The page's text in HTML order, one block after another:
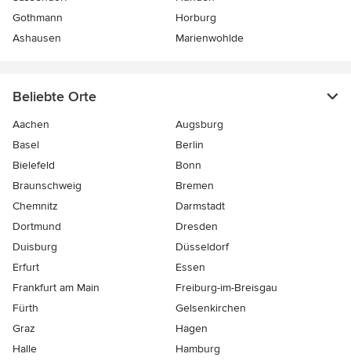
Gothmann
Horburg
Ashausen
Marienwohlde
Beliebte Orte
Aachen
Augsburg
Basel
Berlin
Bielefeld
Bonn
Braunschweig
Bremen
Chemnitz
Darmstadt
Dortmund
Dresden
Duisburg
Düsseldorf
Erfurt
Essen
Frankfurt am Main
Freiburg-im-Breisgau
Fürth
Gelsenkirchen
Graz
Hagen
Halle
Hamburg